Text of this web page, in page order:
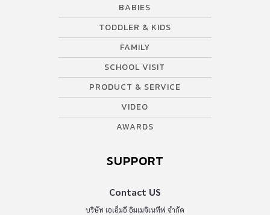
BABIES
TODDLER & KIDS
FAMILY
SCHOOL VISIT
PRODUCT & SERVICE
VIDEO
AWARDS
SUPPORT
Contact US
บริษัท เอเอ็มอี อิมเมจิเนทีฟ จำกัด